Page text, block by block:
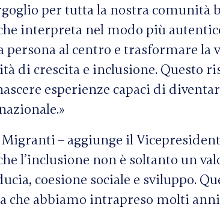
per tutta la nostra comunità
interpreta nel modo più
persona al centro e trasformare
di crescita e inclusione. Questo
esperienze capaci di
Migranti – aggiunge il
l’inclusione non è soltanto un
coesione sociale e sviluppo.
che abbiamo intrapreso molti